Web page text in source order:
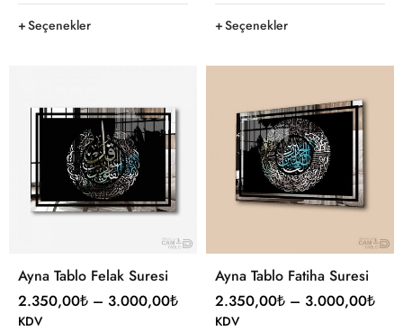
Seçenekler Seçenekler
Ayna Tablo Felak Suresi
2.350,00₺ – 3.000,00₺
KDV
Ayna Tablo Fatiha Suresi
2.350,00₺ – 3.000,00₺
KDV